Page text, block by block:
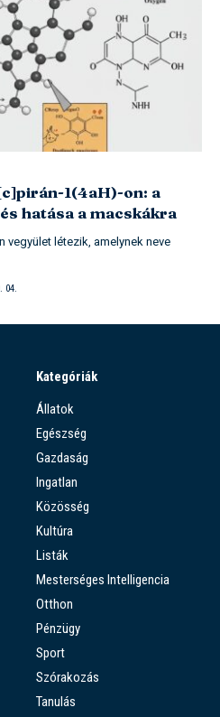
1(4aH)-on: a
hatása a macskákra
létezik, amelynek neve
04.
Kategóriák
Állatok
Egészség
Gazdaság
Ingatlan
Közösség
Kultúra
Listák
Mesterséges Intelligencia
Otthon
Pénzügy
Sport
Szórakozás
Tanulás